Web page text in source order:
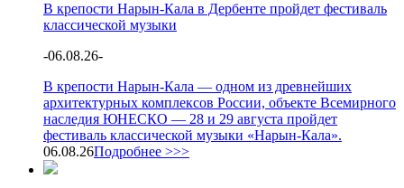
В крепости Нарын-Кала в Дербенте пройдет фестиваль
классической музыки
-06.08.26-
В крепости Нарын-Кала — одном из древнейших
архитектурных комплексов России, объекте Всемирного
наследия ЮНЕСКО — 28 и 29 августа пройдет
фестиваль классической музыки «Нарын-Кала».
06.08.26Подробнее >>>